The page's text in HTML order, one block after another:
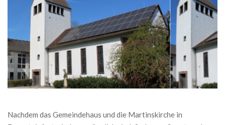
Nachdem das Gemeindehaus und die Martinskirche in